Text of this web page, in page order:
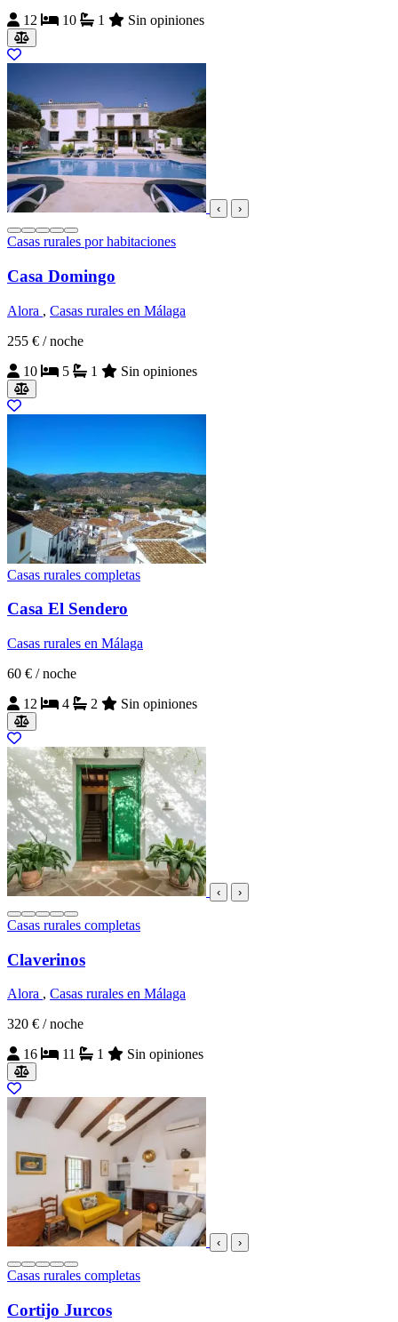
12
10 1 Sin opiniones
‹ ›
Casas rurales por habitaciones
Casa Domingo
Alora , Casas rurales en Málaga
255 € / noche
10
5 1 Sin opiniones
Casas rurales completas
Casa El Sendero
Casas rurales en Málaga
60 € / noche
12
4 2 Sin opiniones
‹ ›
Casas rurales completas
Claverinos
Alora , Casas rurales en Málaga
320 € / noche
16
11 1 Sin opiniones
‹ ›
Casas rurales completas
Cortijo Jurcos